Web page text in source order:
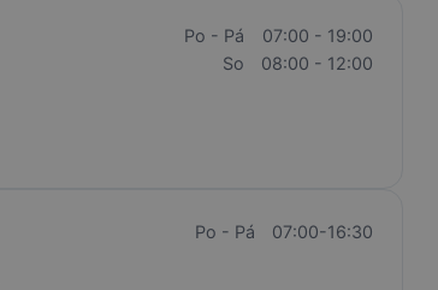
Po - Pá
07:00 - 19:00
So
08:00 - 12:00
Po - Pá 07:00-16:30